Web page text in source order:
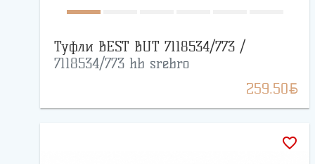
Туфли BEST BUT 7118534/773 /
7118534/773 hb srebro
259.50BYN
favorite_border